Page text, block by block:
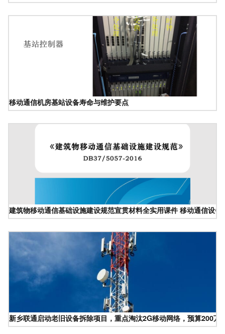
移动通信机房基站设备寿命与维护要点
建筑物移动通信基础设施建设规范宣贯材料全实用课件 移动通信设备
新乡联通启动老旧设备拆除项目，重点淘汰2G移动网络，预算200万